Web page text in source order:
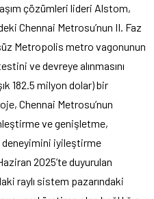
çözümleri lideri Alstom,
Chennai Metrosu’nun II. Faz
Metropolis metro vagonunun
ve devreye alınmasını
182.5 milyon dolar) bir
Chennai Metrosu’nun
ve genişletme,
deneyimini iyileştirme
2025’te duyurulan
raylı sistem pazarındaki